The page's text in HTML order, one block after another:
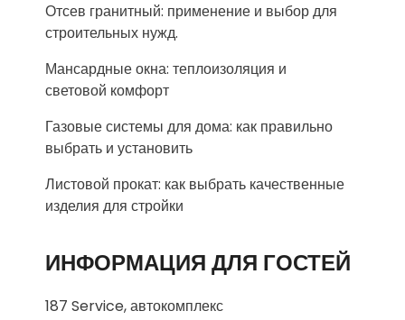
Отсев гранитный: применение и выбор для
строительных нужд.
Мансардные окна: теплоизоляция и
световой комфорт
Газовые системы для дома: как правильно
выбрать и установить
Листовой прокат: как выбрать качественные
изделия для стройки
ИНФОРМАЦИЯ ДЛЯ ГОСТЕЙ
187 Service, автокомплекс